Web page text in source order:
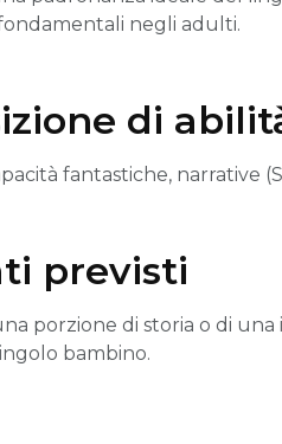
negli adulti.
di
fantastiche, narrative
previsti
porzione di storia o di
bambino.